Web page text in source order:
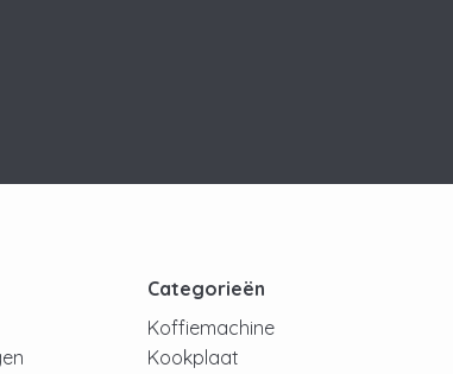
Categorieën
Koffiemachine
Kookplaat